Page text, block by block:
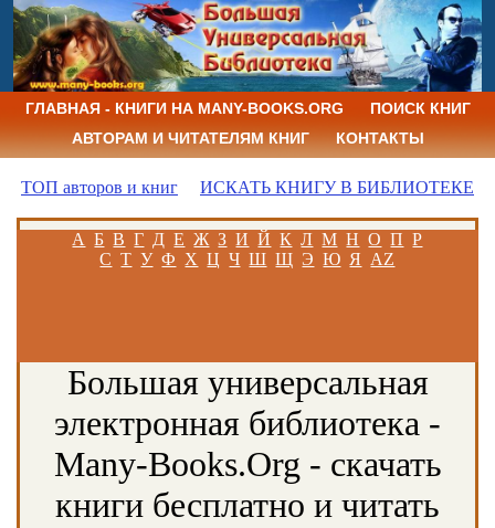
ГЛАВНАЯ - КНИГИ НА MANY-BOOKS.ORG
ПОИСК КНИГ
АВТОРАМ И ЧИТАТЕЛЯМ КНИГ
КОНТАКТЫ
ТОП авторов и книг ИСКАТЬ КНИГУ В БИБЛИОТЕКЕ
А Б В Г Д Е Ж З И Й К Л М Н О П Р
С Т У Ф Х Ц Ч Ш Щ Э Ю Я AZ
Большая универсальная
электронная библиотека -
Many-Books.Org - скачать
книги бесплатно и читать